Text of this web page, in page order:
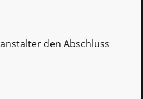
den Abschluss